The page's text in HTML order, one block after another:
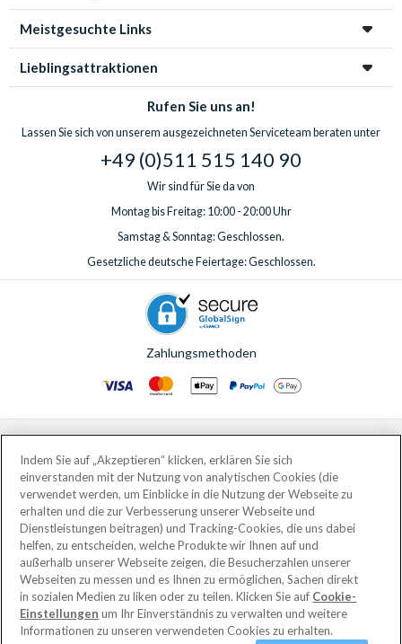
Meistgesuchte Links
Lieblingsattraktionen
Rufen Sie uns an!
Lassen Sie sich von unserem ausgezeichneten Serviceteam beraten unter
+49 (0)511 515 140 90
Wir sind für Sie da von
Montag bis Freitag: 10:00 - 20:00 Uhr
Samstag & Sonntag: Geschlossen.
Gesetzliche deutsche Feiertage: Geschlossen.
Zahlungsmethoden
© AttractionTickets.com 2002 - 2026
Eingetragener Firmensitz: 2nd Floor Nucleus House, 2 Lower Mortlake Road,
Richmond, United Kingdom, TW9 2JA.
AttractionTickets.com is a trading name of Attraction Tickets LTD, who are
the owners of UK Trademark Registration Nos. 3427114 and 3427117.
Registered in England with registered number 4390984 and VAT Number
795922965.
Indem Sie auf „Akzeptieren“ klicken, erklären Sie sich
einverstanden mit der Nutzung von analytischen Cookies (die
verwendet werden, um Einblicke in die Nutzung der Webseite zu
erhalten und die zur Verbesserung unserer Webseite und
Dienstleistungen beitragen) und Tracking-Cookies, die uns dabei
helfen, zu entscheiden, welche Produkte wir Ihnen auf und
außerhalb unserer Webseite zeigen, die Besucherzahlen unserer
Webseiten zu messen und es Ihnen zu ermöglichen, Sachen direkt
in sozialen Medien zu liken oder zu teilen. Klicken Sie auf Cookie-
Einstellungen um Ihr Einverständnis zu verwalten und weitere
Informationen zu unseren verwendeten Cookies zu erhalten.